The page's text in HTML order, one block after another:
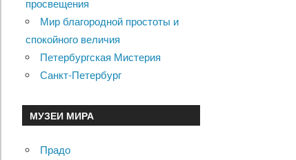
просвещения
Мир благородной простоты и
спокойного величия
Петербургская Мистерия
Санкт-Петербург
МУЗЕИ МИРА
Прадо